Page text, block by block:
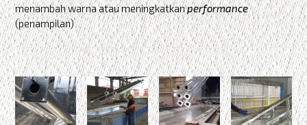
menambah warna atau meningkatkanperformance
(penampilan)